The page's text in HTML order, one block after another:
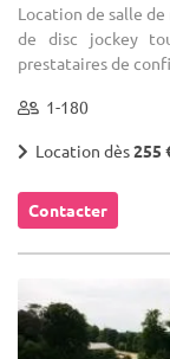
Location de salle
de disc jockey
prestataires de
1-180
Location dès255
Contacter